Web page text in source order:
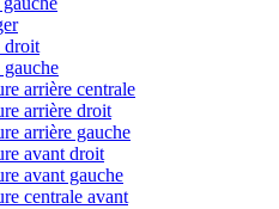
droit
arrière centrale
arrière droit
arrière gauche
avant droit
avant gauche
centrale avant